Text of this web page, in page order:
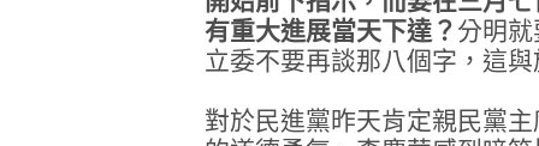
有重大進展當天下達？ 分明
立委不要再談那八個字，這
對於民進黨昨天肯定親民黨